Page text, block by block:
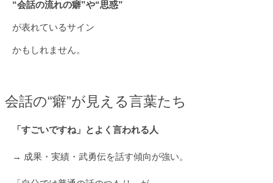
“会話の流れの癖”や“思惑”
が表れているサイン
かもしれません。
会話の“癖”が見える言葉たち
「すごいですね」とよく言われる人
→ 成果・実績・武勇伝を話す傾向が強い。